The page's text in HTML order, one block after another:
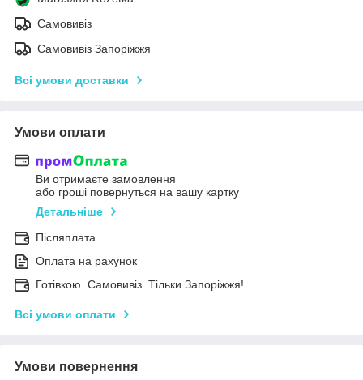
Самовивіз
Самовивіз Запоріжжя
Всі умови доставки
Умови оплати
Ви отримаєте замовлення
або гроші повернуться на вашу картку
Детальніше
Післяплата
Оплата на рахунок
Готівкою. Самовивіз. Тільки Запоріжжя!
Всі умови оплати
Умови повернення